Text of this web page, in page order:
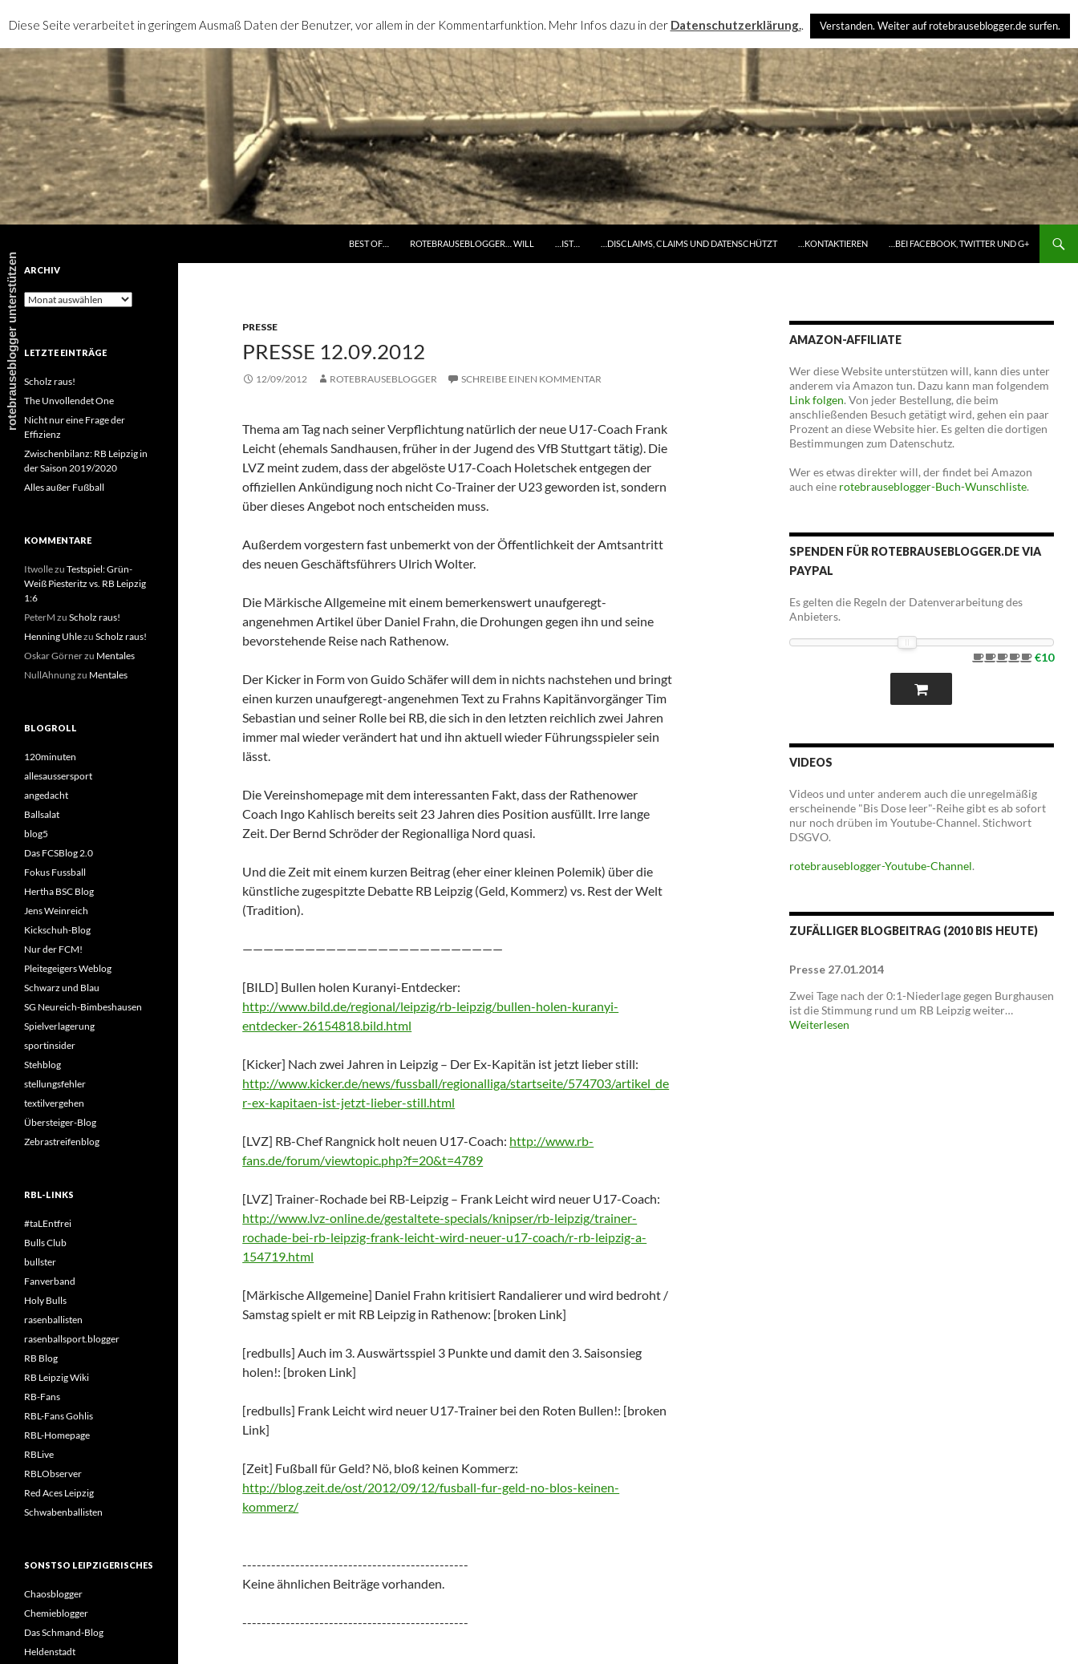
BEST OF…
ROTEBRAUSEBLOGGER… WILL …IST… …DISCLAIMS, CLAIMS UND DATENSCHÜTZT …KONTAKTIEREN …BEI FACEBOOK, TWITTER UND G+
PRESSE
PRESSE 12.09.2012
12/09/2012 ROTEBRAUSEBLOGGER SCHREIBE EINEN KOMMENTAR
Thema am Tag nach seiner Verpflichtung natürlich der neue U17-Coach Frank
Leicht (ehemals Sandhausen, früher in der Jugend des VfB Stuttgart tätig). Die
LVZ meint zudem, dass der abgelöste U17-Coach Holetschek entgegen der
offiziellen Ankündigung noch nicht Co-Trainer der U23 geworden ist, sondern
über dieses Angebot noch entscheiden muss.
Außerdem vorgestern fast unbemerkt von der Öffentlichkeit der Amtsantritt
des neuen Geschäftsführers Ulrich Wolter.
Die Märkische Allgemeine mit einem bemerkenswert unaufgeregt-
angenehmen Artikel über Daniel Frahn, die Drohungen gegen ihn und seine
bevorstehende Reise nach Rathenow.
Der Kicker in Form von Guido Schäfer will dem in nichts nachstehen und bringt
einen kurzen unaufgeregt-angenehmen Text zu Frahns Kapitänvorgänger Tim
Sebastian und seiner Rolle bei RB, die sich in den letzten reichlich zwei Jahren
immer mal wieder verändert hat und ihn aktuell wieder Führungsspieler sein
lässt.
Die Vereinshomepage mit dem interessanten Fakt, dass der Rathenower
Coach Ingo Kahlisch bereits seit 23 Jahren dies Position ausfüllt. Irre lange
Zeit. Der Bernd Schröder der Regionalliga Nord quasi.
Und die Zeit mit einem kurzen Beitrag (eher einer kleinen Polemik) über die
künstliche zugespitzte Debatte RB Leipzig (Geld, Kommerz) vs. Rest der Welt
(Tradition).
—————————————————————————
[BILD] Bullen holen Kuranyi-Entdecker:
http://www.bild.de/regional/leipzig/rb-leipzig/bullen-holen-kuranyi-
entdecker-26154818.bild.html
[Kicker] Nach zwei Jahren in Leipzig – Der Ex-Kapitän ist jetzt lieber still:
http://www.kicker.de/news/fussball/regionalliga/startseite/574703/artikel_de
r-ex-kapitaen-ist-jetzt-lieber-still.html
[LVZ] RB-Chef Rangnick holt neuen U17-Coach: http://www.rb-
fans.de/forum/viewtopic.php?f=20&t=4789
[LVZ] Trainer-Rochade bei RB-Leipzig – Frank Leicht wird neuer U17-Coach:
http://www.lvz-online.de/gestaltete-specials/knipser/rb-leipzig/trainer-
rochade-bei-rb-leipzig-frank-leicht-wird-neuer-u17-coach/r-rb-leipzig-a-
154719.html
[Märkische Allgemeine] Daniel Frahn kritisiert Randalierer und wird bedroht /
Samstag spielt er mit RB Leipzig in Rathenow: [broken Link]
[redbulls] Auch im 3. Auswärtsspiel 3 Punkte und damit den 3. Saisonsieg
holen!: [broken Link]
[redbulls] Frank Leicht wird neuer U17-Trainer bei den Roten Bullen!: [broken
Link]
[Zeit] Fußball für Geld? Nö, bloß keinen Kommerz:
http://blog.zeit.de/ost/2012/09/12/fusball-fur-geld-no-blos-keinen-
kommerz/
-----------------------------------------------
Keine ähnlichen Beiträge vorhanden.
-----------------------------------------------
AMAZON-AFFILIATE
Wer diese Website unterstützen will, kann dies unter
anderem via Amazon tun. Dazu kann man folgendem
Link folgen. Von jeder Bestellung, die beim
anschließenden Besuch getätigt wird, gehen ein paar
Prozent an diese Website hier. Es gelten die dortigen
Bestimmungen zum Datenschutz.
Wer es etwas direkter will, der findet bei Amazon
auch eine rotebrauseblogger-Buch-Wunschliste.
SPENDEN FÜR ROTEBRAUSEBLOGGER.DE VIA
PAYPAL
Es gelten die Regeln der Datenverarbeitung des
Anbieters.
€10
VIDEOS
Videos und unter anderem auch die unregelmäßig
erscheinende "Bis Dose leer"-Reihe gibt es ab sofort
nur noch drüben im Youtube-Channel. Stichwort
DSGVO.
rotebrauseblogger-Youtube-Channel.
ZUFÄLLIGER BLOGBEITRAG (2010 BIS HEUTE)
Presse 27.01.2014
Zwei Tage nach der 0:1-Niederlage gegen Burghausen
ist die Stimmung rund um RB Leipzig weiter…
Weiterlesen
ARCHIV
Archiv
LETZTE EINTRÄGE
Scholz raus!
The Unvollendet One
Nicht nur eine Frage der
Effizienz
Zwischenbilanz: RB Leipzig in
der Saison 2019/2020
Alles außer Fußball
KOMMENTARE
Itwollezu Testspiel: Grün-
Weiß Piesteritz vs. RB Leipzig
1:6
PeterM zu Scholz raus!
Henning Uhlezu Scholz raus!
Oskar Görnerzu Mentales
NullAhnungzu Mentales
BLOGROLL
120minuten
allesaussersport
angedacht
Ballsalat
blog5
Das FCSBlog 2.0
Fokus Fussball
Hertha BSC Blog
Jens Weinreich
Kickschuh-Blog
Nur der FCM!
Pleitegeigers Weblog
Schwarz und Blau
SG Neureich-Bimbeshausen
Spielverlagerung
sportinsider
Stehblog
stellungsfehler
textilvergehen
Übersteiger-Blog
Zebrastreifenblog
RBL-LINKS
#taLEntfrei
Bulls Club
bullster
Fanverband
Holy Bulls
rasenballisten
rasenballsport.blogger
RB Blog
RB Leipzig Wiki
RB-Fans
RBL-Fans Gohlis
RBL-Homepage
RBLive
RBLObserver
Red Aces Leipzig
Schwabenballisten
SONSTSO LEIPZIGERISCHES
Chaosblogger
Chemieblogger
Das Schmand-Blog
Heldenstadt
Diese Seite verarbeitet in geringem Ausmaß Daten der Benutzer, vor allem in der Kommentarfunktion. Mehr Infos dazu in der Datenschutzerklärung.. Verstanden. Weiter auf rotebrauseblogger.de surfen.
rotebrauseblogger unterstützen